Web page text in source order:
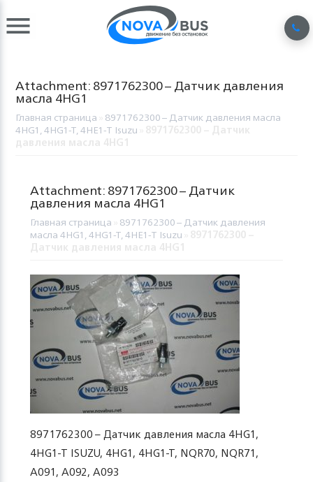
Attachment: 8971762300 – Датчик давления
масла 4HG1
Главная страница 8971762300 – Датчик давления масла
4HG1, 4HG1-T, 4HE1-T Isuzu
Attachment: 8971762300 – Датчик
давления масла 4HG1
Главная страница 8971762300 – Датчик давления
масла 4HG1, 4HG1-T, 4HE1-T Isuzu
8971762300 – Датчик давления масла 4HG1,
4HG1-T ISUZU, 4HG1, 4HG1-T, NQR70, NQR71,
A091, A092, A093